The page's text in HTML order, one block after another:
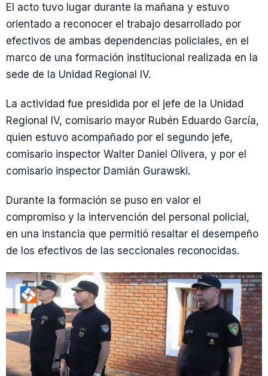
El acto tuvo lugar durante la mañana y estuvo
orientado a reconocer el trabajo desarrollado por
efectivos de ambas dependencias policiales, en el
marco de una formación institucional realizada en la
sede de la Unidad Regional IV.
La actividad fue presidida por el jefe de la Unidad
Regional IV, comisario mayor Rubén Eduardo García,
quien estuvo acompañado por el segundo jefe,
comisario inspector Walter Daniel Olivera, y por el
comisario inspector Damián Gurawski.
Durante la formación se puso en valor el
compromiso y la intervención del personal policial,
en una instancia que permitió resaltar el desempeño
de los efectivos de las seccionales reconocidas.